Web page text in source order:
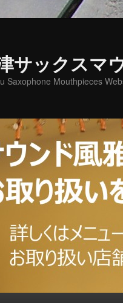
サックスマ
Saxophone Mouthpieces